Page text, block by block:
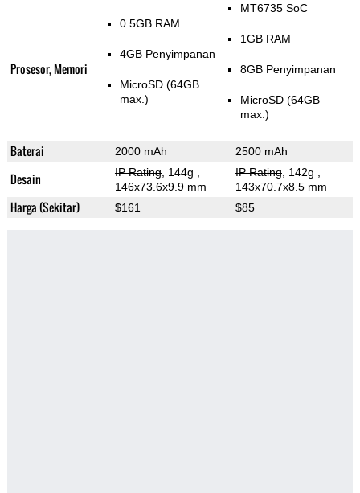
Prosesor, Memori
0.5GB RAM
4GB Penyimpanan
MicroSD (64GB
max.)
MT6735 SoC
1GB RAM
8GB Penyimpanan
MicroSD (64GB
max.)
Baterai 2000 mAh 2500 mAh
Desain IP Rating, 144g
146x73.6x9.9 mm
IP Rating, 142g
143x70.7x8.5 mm
Harga (Sekitar) $161 $85